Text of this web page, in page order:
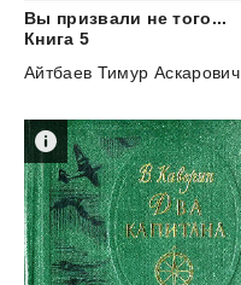
Вы призвали не того...
Книга 5
Айтбаев Тимур Аскарович